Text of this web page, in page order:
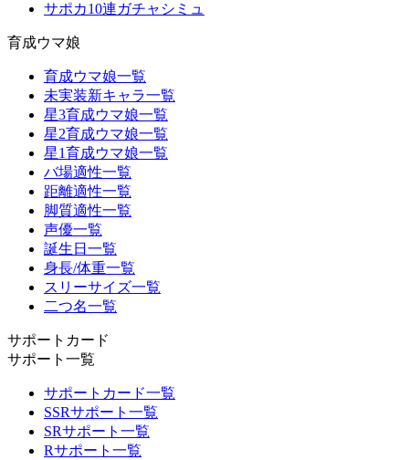
サポカ10連ガチャシミュ
育成ウマ娘
育成ウマ娘一覧
未実装新キャラ一覧
星3育成ウマ娘一覧
星2育成ウマ娘一覧
星1育成ウマ娘一覧
バ場適性一覧
距離適性一覧
脚質適性一覧
声優一覧
誕生日一覧
身長/体重一覧
スリーサイズ一覧
二つ名一覧
サポートカード
サポート一覧
サポートカード一覧
SSRサポート一覧
SRサポート一覧
Rサポート一覧